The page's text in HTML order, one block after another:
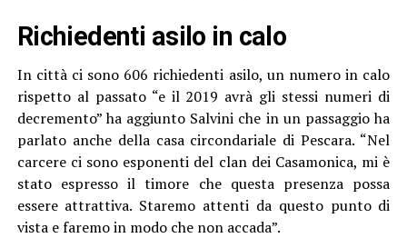
Richiedenti asilo in calo
In città ci sono 606 richiedenti asilo, un numero in calo
rispetto al passato “e il 2019 avrà gli stessi numeri di
decremento” ha aggiunto Salvini che in un passaggio ha
parlato anche della casa circondariale di Pescara. “Nel
carcere ci sono esponenti del clan dei Casamonica, mi è
stato espresso il timore che questa presenza possa
essere attrattiva. Staremo attenti da questo punto di
vista e faremo in modo che non accada”.